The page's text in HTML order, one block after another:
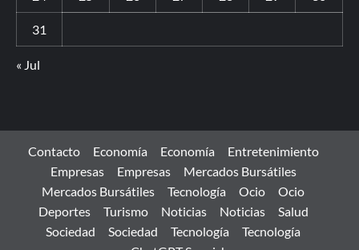
31
« Jul
Contacto Economía Economía
Entretenimiento
Empresas
Empresas
Mercados Bursátiles
Mercados Bursátiles
Tecnología Ocio
Ocio
Deportes
Turismo Noticias Noticias
Salud
Sociedad
Sociedad Tecnología
Tecnología